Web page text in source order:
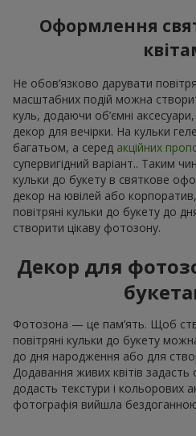
Оформлення
Не обов’язково дарувати
масштабних подій можна
куль, додаючи об’ємні
декор для вечірки. На кульки
багатьом, а серед акційних
супервигідний варіант.. Таким
кульки до букету в святкове
декор на ювілей або
повітряні кульки до букету до
створити цікаву фотозону.
Декор для
Фотозона — це пам’ять. Щоб
повітряні кульки до букету
до дня народження або для
Додавання живих квітів
додасть текстури і кольорових
фотографія вийшла